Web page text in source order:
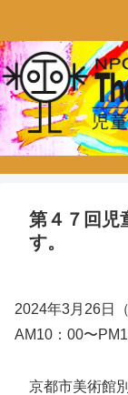
第４７回児
す。
2024年3月26日
AM10：00〜
京都市美術館